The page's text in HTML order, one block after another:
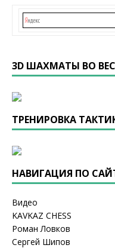
3D ШАХМАТЫ ВО
ТРЕНИРОВКА
НАВИГАЦИЯ ПО
Видео
KAVKAZ CHESS
Роман Ловков
Сергей Шипов